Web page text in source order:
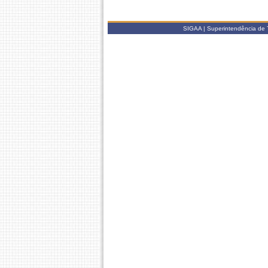
SIGAA | Superintendência de